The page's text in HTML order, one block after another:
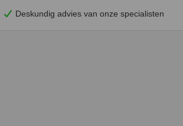
Deskundig advies van onze specialisten